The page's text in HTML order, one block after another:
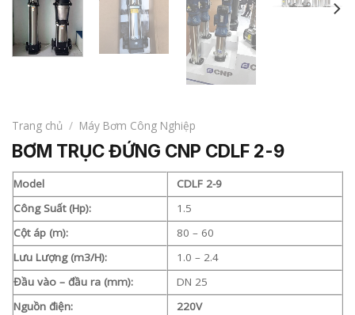
Trang chủ / Máy Bơm Công Nghiệp
BƠM TRỤC ĐỨNG CNP CDLF 2-9
Model
CDLF 2-9
Công Suất (Hp):
1.5
Cột áp (m):
80 – 60
Lưu Lượng (m3/H):
1.0 – 2.4
Đầu vào – đầu ra (mm):
DN 25
Nguồn điện:
220V